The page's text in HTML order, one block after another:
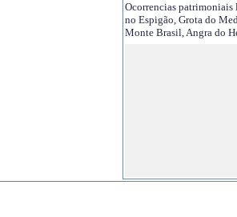
Ocorrencias patrimoniais
no Espigão, Grota do
Monte Brasil, Angra do